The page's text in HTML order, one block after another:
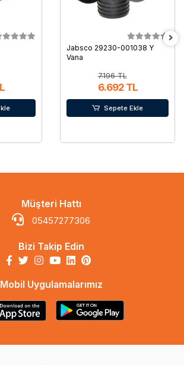
Jabsco 29230-001038 Y
Vana
7.196 TL
6.692 TL
Sepete Ekle
Müşteri Hattı
05457277306
Bizi Takip Edin
Mobil Uygulamalarımız